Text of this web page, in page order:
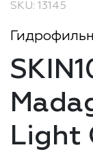
SKU: 13145
Light